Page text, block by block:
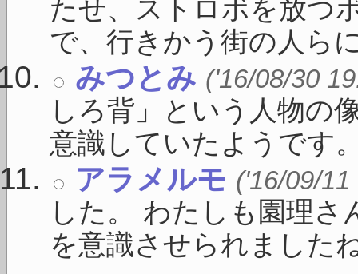
たせ、ストロボを放つ
で、行きかう街の人ら
みつとみ ('16/08/30
しろ背」という人物の
意識していたようです
アラメルモ ('16/09/
した。 わたしも園理
を意識させられました